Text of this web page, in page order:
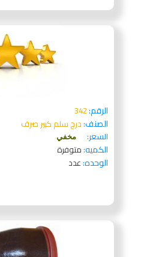
الرقم:342
الصنف:درج سلم كبير صرف
السعر:
مخفي
الكميه:متوفرة
الوحده:عدد